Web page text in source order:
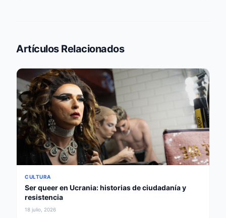
Artículos Relacionados
CULTURA
Ser queer en Ucrania: historias de ciudadanía y
resistencia
18 julio, 2026